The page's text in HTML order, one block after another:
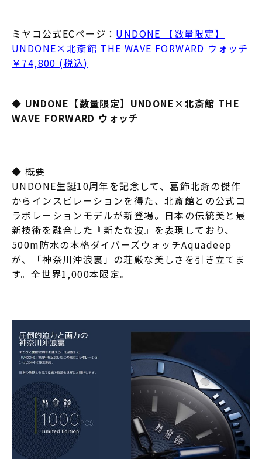
ミヤコ公式ECページ： UNDONE 【数量限定】
UNDONE×北斎館 THE WAVE FORWARD ウォッチ
￥74,800 (税込)
◆ UNDONE【数量限定】UNDONE×北斎館 THE
WAVE FORWARD ウォッチ
◆ 概要
UNDONE生誕10周年を記念して、葛飾北斎の傑作
からインスピレーションを得た、北斎館との公式コ
ラボレーションモデルが新登場。日本の伝統美と最
新技術を融合した『新たな波』を表現しており、
500m防水の本格ダイバーズウォッチAquadeep
が、「神奈川沖浪裏」の荘厳な美しさを引き立てま
す。全世界1,000本限定。